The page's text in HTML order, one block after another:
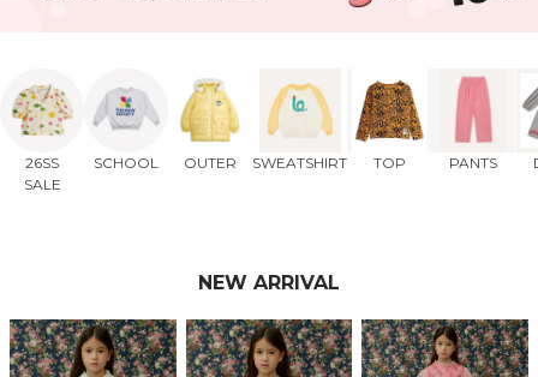
26SS
SALE
SCHOOL OUTER SWEATSHIRT TOP PANTS
NEW ARRIVAL